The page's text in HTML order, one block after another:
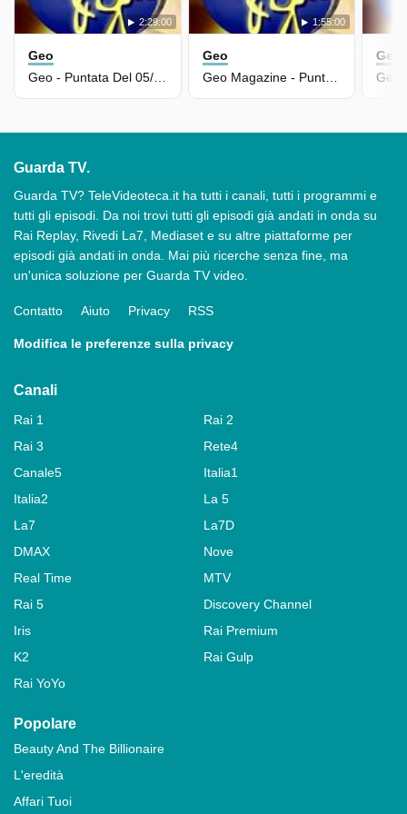
2:29:00
Geo
1:55:00
Geo
Geo Magazine - Puntata Del 04/06/2026
Geo
Guarda TV.
Guarda TV? TeleVideoteca.it ha tutti i canali, tutti i programmi e
tutti gli episodi. Da noi trovi tutti gli episodi già andati in onda su
Rai Replay, Rivedi La7, Mediaset e su altre piattaforme per
episodi già andati in onda. Mai più ricerche senza fine, ma
un'unica soluzione per Guarda TV video.
Contatto Aiuto Privacy RSS
Modifica le preferenze sulla privacy
Canali
Rai 1
Rai 2
Rai 3
Rete4
Canale5
Italia1
Italia2
La 5
La7
La7D
DMAX
Nove
Real Time
MTV
Rai 5
Discovery Channel
Iris
Rai Premium
K2
Rai Gulp
Rai YoYo
Popolare
Beauty And The Billionaire
L'eredità
Affari Tuoi